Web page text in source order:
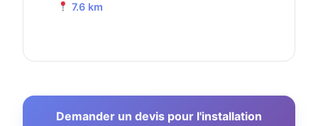
7.6 km
Demander un devis pour l'installation